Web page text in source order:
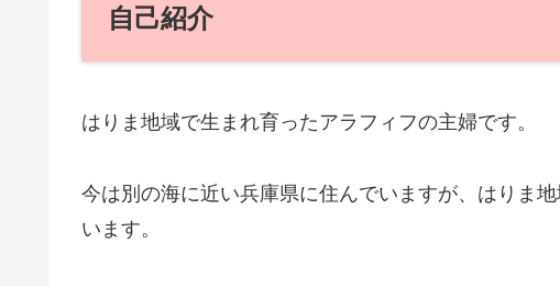
自己紹介
はりま地域で生まれ育ったアラフィフの主婦です。
今は別の海に近い兵庫県に住んでいますが、はりま
います。